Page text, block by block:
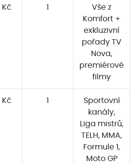
Kč 1
Vše z
Komfort +
exkluzivní
pořady TV
Nova,
premiérové
filmy
Kč 1
Sportovní
kanály,
Liga mistrů,
TELH, MMA,
Formule 1,
Moto GP